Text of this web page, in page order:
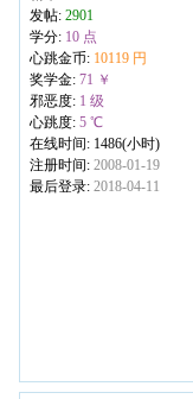
发帖: 2901
学分: 10 点
心跳金币: 10119 円
奖学金: 71 ￥
邪恶度: 1 级
心跳度: 5 ℃
在线时间: 1486(小时)
注册时间: 2008-01-19
最后登录: 2018-04-11